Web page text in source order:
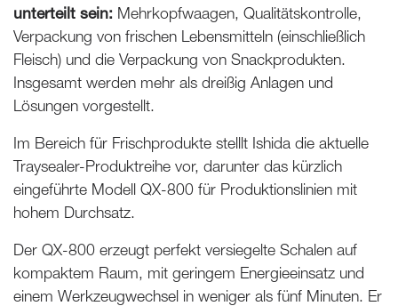
unterteilt sein: Mehrkopfwaagen, Qualitätskontrolle,
Verpackung von frischen Lebensmitteln (einschließlich
Fleisch) und die Verpackung von Snackprodukten.
Insgesamt werden mehr als dreißig Anlagen und
Lösungen vorgestellt.
Im Bereich für Frischprodukte stelllt Ishida die aktuelle
Traysealer-Produktreihe vor, darunter das kürzlich
eingeführte Modell QX-800 für Produktionslinien mit
hohem Durchsatz.
Der QX-800 erzeugt perfekt versiegelte Schalen auf
kompaktem Raum, mit geringem Energieeinsatz und
einem Werkzeugwechsel in weniger als fünf Minuten. Er